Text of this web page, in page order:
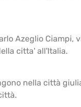
Azeglio Ciampi,
citta' all'Italia.
nella città